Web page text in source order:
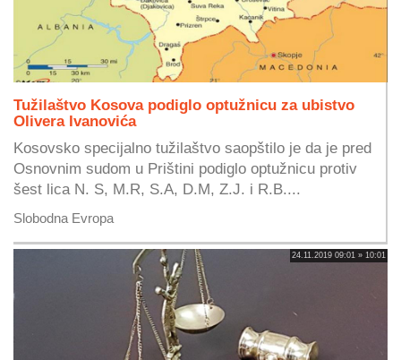
Tužilaštvo Kosova podiglo optužnicu za ubistvo
Olivera Ivanovića
Kosovsko specijalno tužilaštvo saopštilo je da je pred
Osnovnim sudom u Prištini podiglo optužnicu protiv
šest lica N. S, M.R, S.A, D.M, Z.J. i R.B....
Slobodna Evropa
24.11.2019 09:01 » 10:01